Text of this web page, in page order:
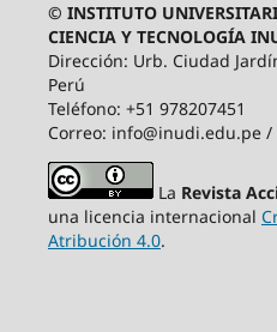
© INSTITUTO
CIENCIA Y TECNOLOGÍA
Dirección: Urb. Ciudad
Perú
Teléfono: +51 978207451
Correo: info@inudi.edu.pe
La Revista
una licencia internacional
Atribución 4.0.